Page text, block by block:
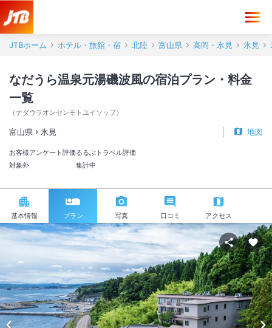
JTBホーム ホテル・旅館・宿 北陸 富山県 高岡・氷見 氷見
なだうら温泉元湯磯波風の宿泊プラン・料金
一覧
（ナダウラオンセンモトユイソップ）
富山県 氷見 地図
お客様アンケート評価
対象外
るるぶトラベル評価
集計中
基本情報 プラン 写真 口コミ アクセス